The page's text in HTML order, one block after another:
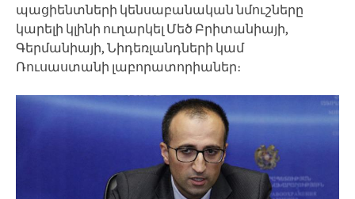
պացիենտների կենսաբանական նմուշները
կարելի կլինի ուղարկել Մեծ Բրիտանիայի,
Գերմանիայի, Նիդեռլանդների կամ
Ռուսաստանի լաբորատորիաներ։